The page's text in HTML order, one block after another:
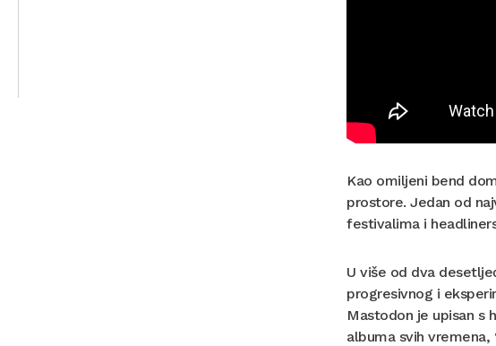
Kao omiljeni bend
prostore. Jedan od
festivalima i
U više od dva
progresivnog i
Mastodon je upisan s
albuma svih vremena,